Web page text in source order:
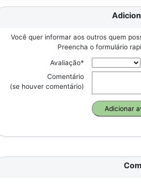
Você quer informar aos outros quem
Preencha o formulário
Avaliação*
Comentário
(se houver comentário)